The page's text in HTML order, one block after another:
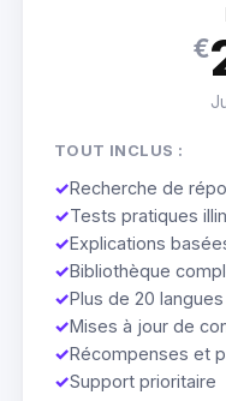
€
TOUT INCLUS :
✓Recherche de
✓Tests pratiques
✓Explications
✓Bibliothèque
✓Plus de 20 langues
✓Mises à jour de
✓Récompenses et
✓Support prioritaire